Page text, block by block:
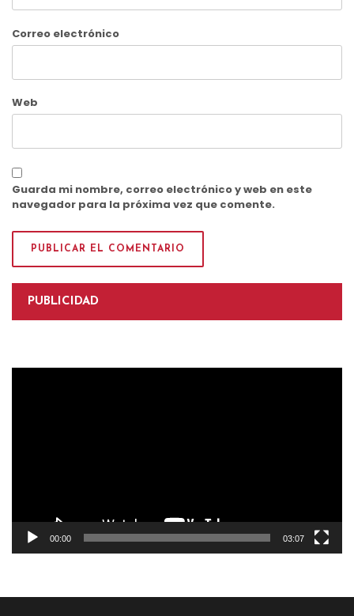
Correo electrónico
Web
Guarda mi nombre, correo electrónico y web en este
navegador para la próxima vez que comente.
PUBLICIDAD
00:00 03:07